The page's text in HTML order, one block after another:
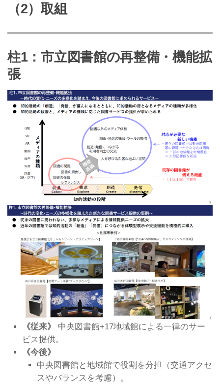
（2）取組
柱1：市立図書館の再整備・機能拡
張
《従来》
中央図書館+17地域館による一律のサー
ビス提供。
《今後》
中央図書館と地域館で役割を分担（交通アクセ
スやバランスを考慮）。